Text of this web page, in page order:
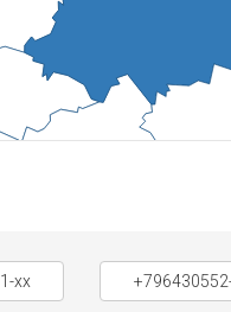
xx